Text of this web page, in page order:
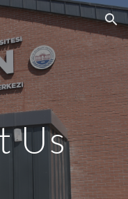
Skip to navigation
Us